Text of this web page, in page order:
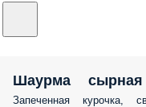
Шаурма сырная
Запеченная курочка,